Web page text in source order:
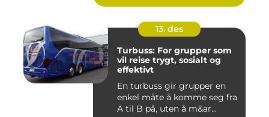
13. des
Turbuss: For grupper som
vil reise trygt, sosialt og
effektivt
En turbuss gir grupper en
enkel måte å komme seg fra
A til B på, uten å m&ar...